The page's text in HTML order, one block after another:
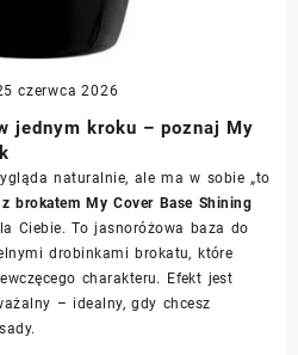
czerwca 2026
jednym kroku – poznaj My
naturalnie, ale ma w sobie „to
brokatem My Cover Base Shining
Ciebie. To jasnoróżowa baza do
drobinkami brokatu, które
charakteru. Efekt jest
– idealny, gdy chcesz